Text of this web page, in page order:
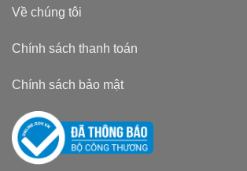
Về chúng tôi
Chính sách thanh toán
Chính sách bảo mật